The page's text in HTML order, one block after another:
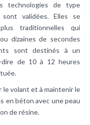
technologies de type
validées. Elles se
traditionnelles qui
dizaines de secondes
sont destinés à un
dire de 10 à 12 heures
le volant et à maintenir le
en béton avec une peau
de résine.